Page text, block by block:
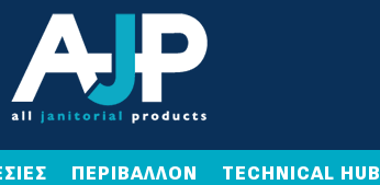
ΠΕΡΙΒΑΛΛΟΝ TECHNICAL HUB